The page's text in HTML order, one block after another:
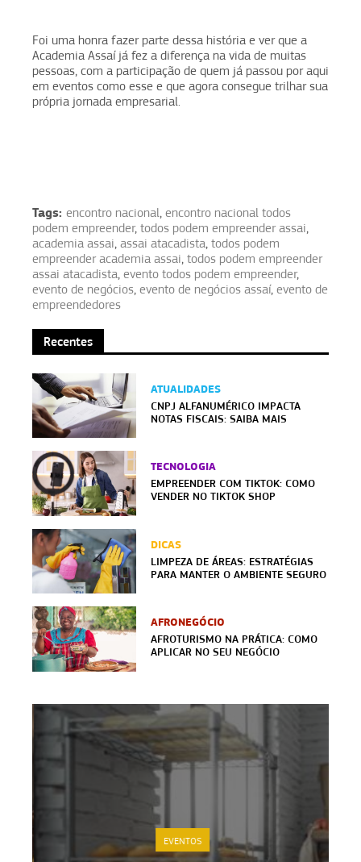
Foi uma honra fazer parte dessa história e ver que a
Academia Assaí já fez a diferença na vida de muitas
pessoas, com a participação de quem já passou por aqui
em eventos como esse e que agora consegue trilhar sua
própria jornada empresarial.
Tags: encontro nacional, encontro nacional todos
podem empreender, todos podem empreender assai,
academia assai, assai atacadista, todos podem
empreender academia assai, todos podem empreender
assai atacadista, evento todos podem empreender,
evento de negócios, evento de negócios assaí, evento de
empreendedores
Recentes
ATUALIDADES
CNPJ ALFANUMÉRICO IMPACTA
NOTAS FISCAIS: SAIBA MAIS
TECNOLOGIA
EMPREENDER COM TIKTOK: COMO
VENDER NO TIKTOK SHOP
DICAS
LIMPEZA DE ÁREAS: ESTRATÉGIAS
PARA MANTER O AMBIENTE SEGURO
AFRONEGÓCIO
AFROTURISMO NA PRÁTICA: COMO
APLICAR NO SEU NEGÓCIO
EVENTOS